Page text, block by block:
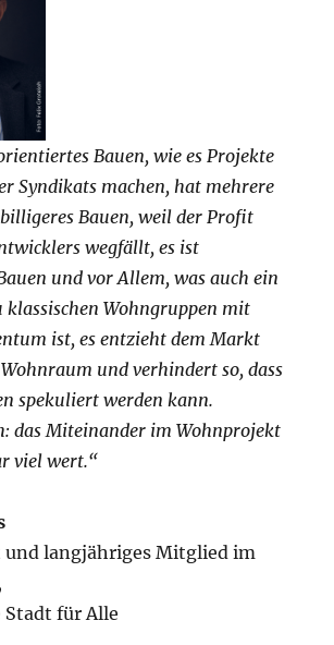
Bauen, wie es Projekte
Syndikats machen, hat mehrere
Bauen, weil der Profit
wegfällt, es ist
und vor Allem, was auch ein
klassischen Wohngruppen mit
ist, es entzieht dem Markt
und verhindert so, dass
spekuliert werden kann.
das Miteinander im Wohnprojekt
viel wert.“
und langjähriges Mitglied im
für Alle